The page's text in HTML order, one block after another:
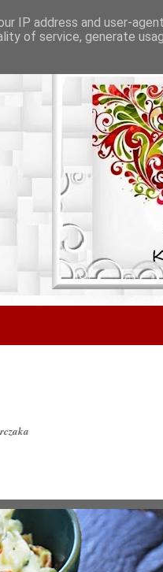
IP address and user-agent
of service, generate